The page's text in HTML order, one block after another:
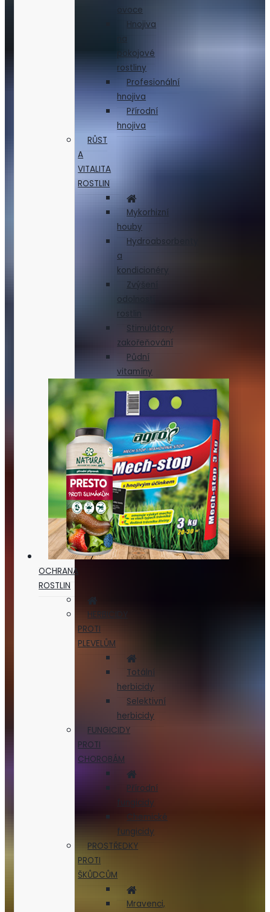
ovoce
Hnojiva
pokojové
rostliny
Profesionální
hnojiva
Přírodní
hnojiva
RŮST
A
VITALITA
ROSTLIN
Mykorhizní
houby
Hydroabsorbenty
a
kondicionéry
Zvýšení
odolnosti
rostlin
Stimulátory
zakořeňování
Půdní
vitamíny
OCHRANA
ROSTLIN
HERBICIDY
PROTI
PLEVELŮM
Totální
herbicidy
Selektivní
herbicidy
FUNGICIDY
PROTI
CHOROBÁM
Přírodní
fungicidy
Chemické
fungicidy
PROSTŘEDKY
PROTI
ŠKŮDCŮM
Mravenci,